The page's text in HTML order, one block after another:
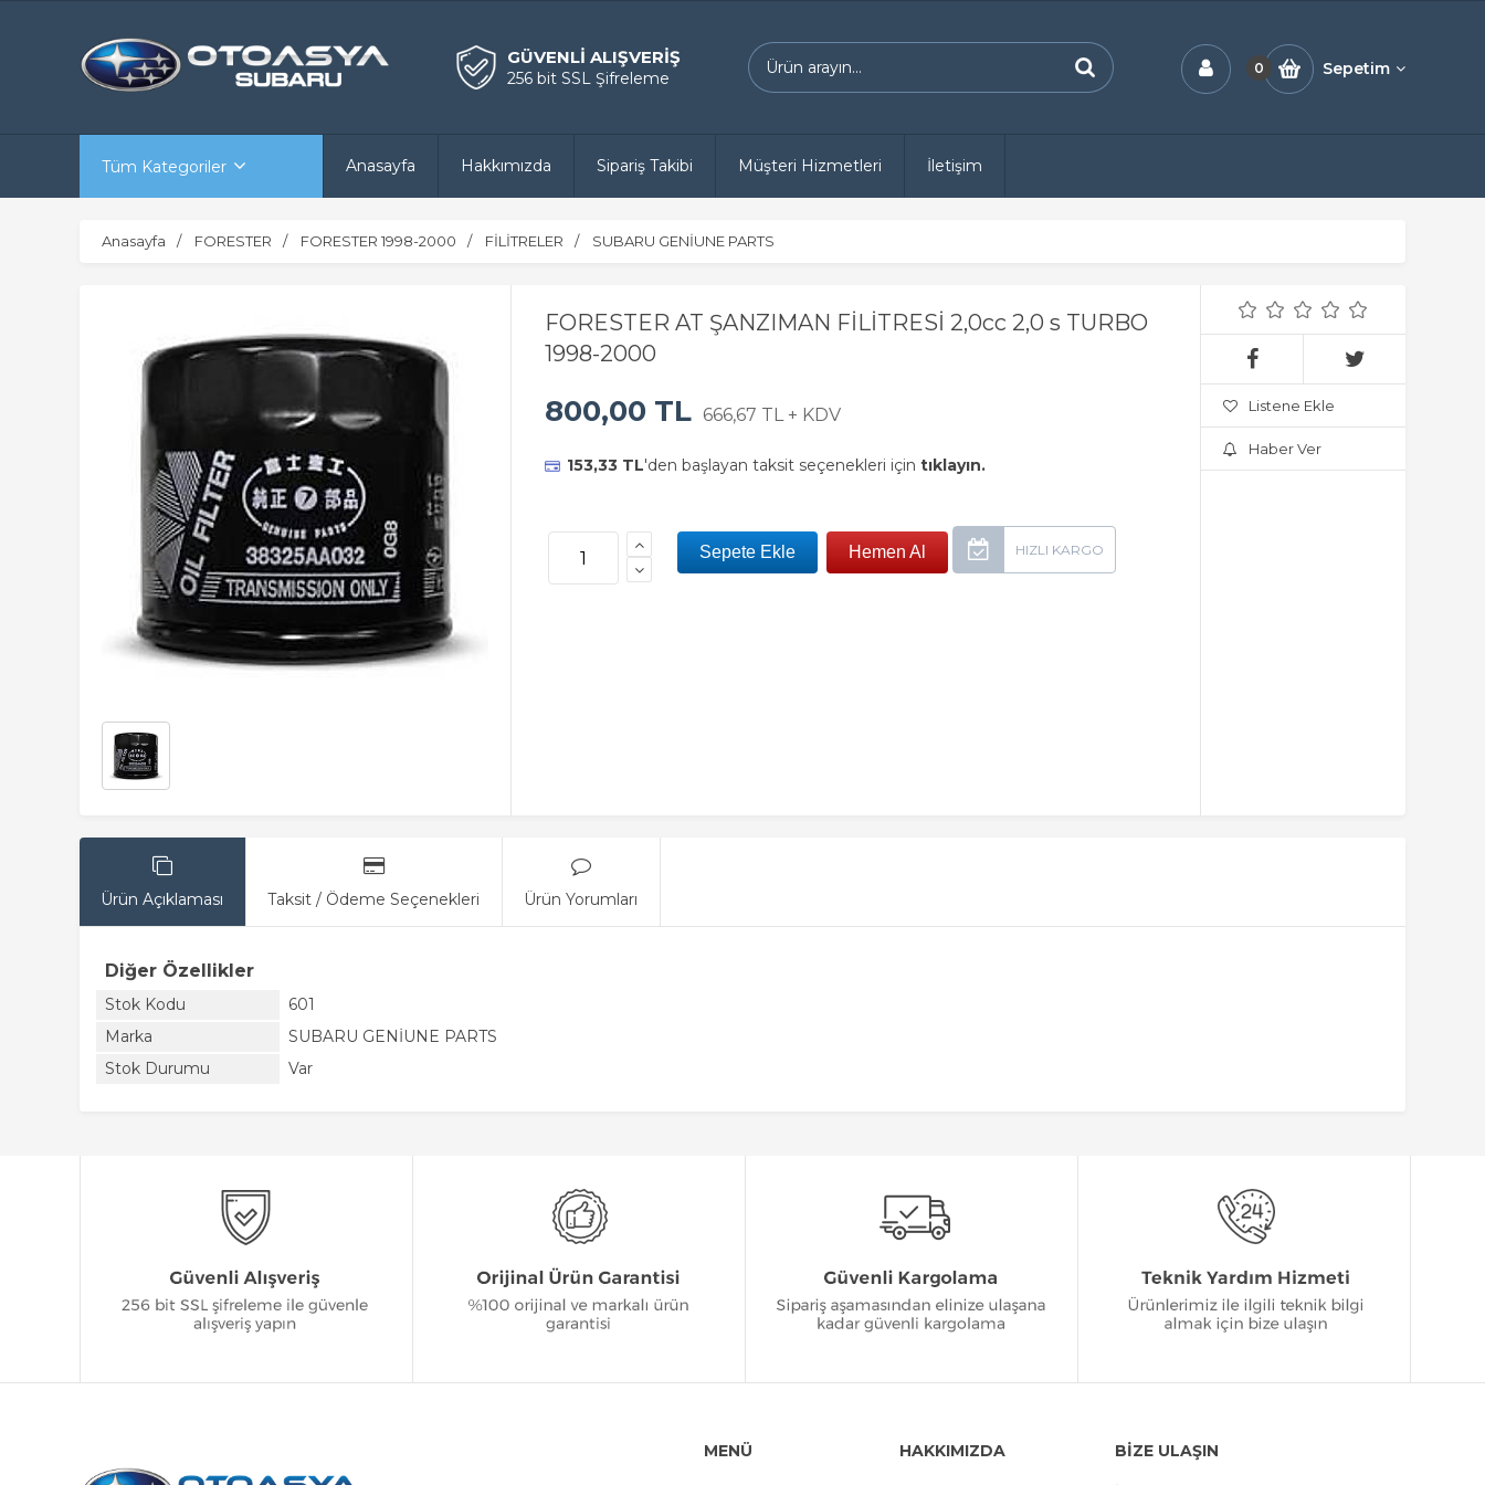
GÜVENLİ ALIŞVERİŞ
256 bit SSL Şifreleme
0 Sepetim
Tüm Kategoriler Anasayfa Hakkımızda Sipariş Takibi Müşteri Hizmetleri İletişim
Anasayfa FORESTER FORESTER 1998-2000 FİLİTRELER SUBARU GENİUNE PARTS
FORESTER AT ŞANZIMAN FİLİTRESİ 2,0cc 2,0 s TURBO
1998-2000
800,00 TL 666,67 TL + KDV
153,33 TL'den başlayan taksit seçenekleri için tıklayın.
Listene Ekle
Haber Ver
Ürün Açıklaması Taksit / Ödeme Seçenekleri Ürün Yorumları
Diğer Özellikler
Stok Kodu
601
Marka
SUBARU GENİUNE PARTS
Stok Durumu
Var
MENÜ HAKKIMIZDA BİZE ULAŞIN